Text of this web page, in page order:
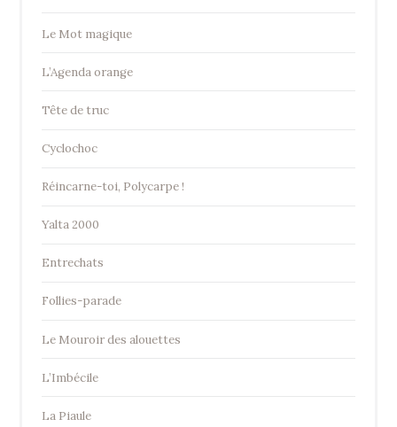
Le Mot magique
L’Agenda orange
Tête de truc
Cyclochoc
Réincarne-toi, Polycarpe !
Yalta 2000
Entrechats
Follies-parade
Le Mouroir des alouettes
L’Imbécile
La Piaule